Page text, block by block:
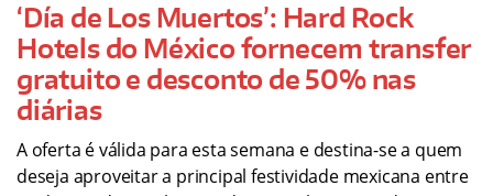
‘Día de Los Muertos’: Hard Rock
Hotels do México fornecem transfer
gratuito e desconto de 50% nas
diárias
A oferta é válida para esta semana e destina-se a quem
deseja aproveitar a principal festividade mexicana entre